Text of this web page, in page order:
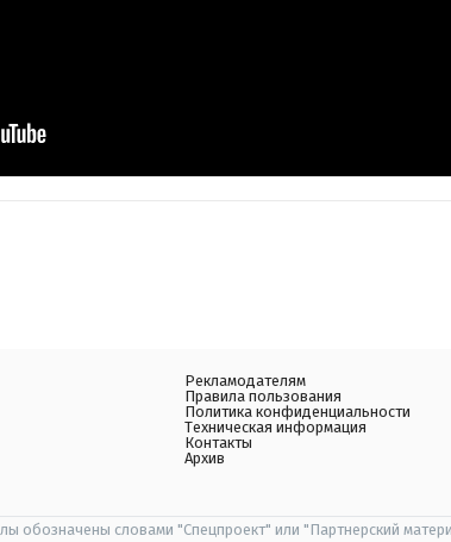
Рекламодателям
Правила пользования
Политика конфиденциальности
Техническая информация
Контакты
Архив
обозначены словами "Спецпроект" или "Партнерский